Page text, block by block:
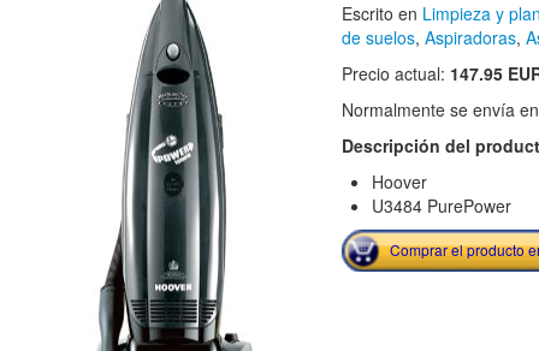
Escrito en Limpieza y
de suelos, Aspiradoras,
Precio actual: 147.95
Normalmente se envía
Descripción del
Hoover
U3484 PurePower
Comprar el producto